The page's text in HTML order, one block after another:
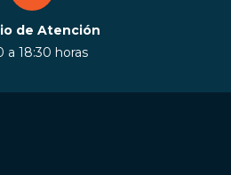
de Atención
a 18:30 horas